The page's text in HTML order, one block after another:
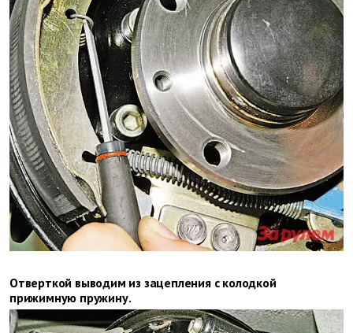
Отверткой выводим из зацепления с колодкой
прижимную пружину.